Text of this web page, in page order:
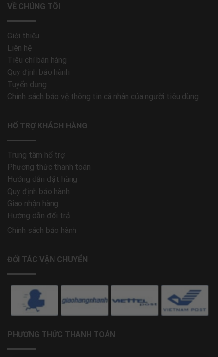
VỀ CHÚNG TÔI
Giới thiệu
Liên hệ
Tiêu chí bán hàng
Quy định bảo hành
Tuyển dụng
Chính sách bảo vệ thông tin cá nhân của người tiêu dùng
HỔ TRỢ KHÁCH HÀNG
Trung tâm hổ trợ
Phương thức thanh toán
Hướng dẫn đặt hàng
Quy định bảo hành
Giao nhận hàng
Hướng dẫn đổi trả
Chính sách bảo hành
ĐỐI TÁC VẬN CHUYỂN
PHƯƠNG THỨC THANH TOÁN